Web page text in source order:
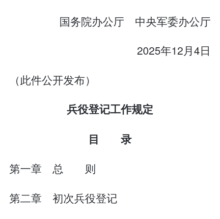
国务院办公厅 中央军委办公厅
2025年12月4日
（此件公开发布）
兵役登记工作规定
目 录
第一章 总 则
第二章 初次兵役登记